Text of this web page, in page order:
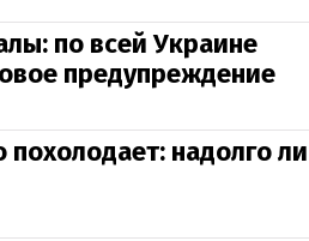
по всей Украине
предупреждение
похолодает: надолго ли